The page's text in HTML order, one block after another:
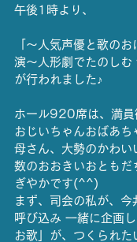
午後1時より、
「〜人気声優と歌の
演〜人形劇でたのしむ
が行われました♪
ホール920席は、満
おじいちゃんおばあち
母さん、大勢のかわい
数のおおきいおともだ
ぎやかです(^^)
まず、司会の私が、今
呼び込み 一緒に企画
お歌」が、つくられた